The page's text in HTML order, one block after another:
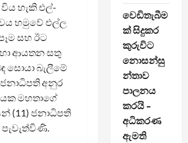
හැකි එල්-
හමුවේ එල්ල
සහ ඊට
ආයතන සතු
සොයා බැලීමේ
අනුර
මහතාගේ
(11) ජනාධිපති
පැවැත්විණි.
වෙඩිතැබීම
ක් සිදුකර
කුරුවිට
නොසන්සු
න්තාව
පාලනය
කරයි –
අධිකරණ
ඇමති